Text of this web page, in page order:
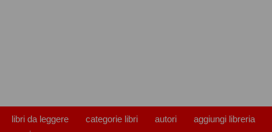
libri da leggere categorie libri autori
aggiungi libreria